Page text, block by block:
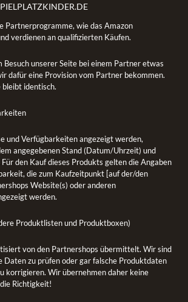
Partnerprogramme, wie das Amazon
verdienen an qualifizierten Käufen.
Besuch unserer Seite bei einem Partner etwas
dafür eine Provision vom Partner bekommen.
bleibt identisch.
und Verfügbarkeiten angezeigt werden,
angegebenen Stand (Datum/Uhrzeit) und
den Kauf dieses Produkts gelten die Angaben
die zum Kaufzeitpunkt [auf der/den
Website(s) oder anderen
werden.
Produktlisten und Produktboxen)
von den Partnershops übermittelt. Wir sind
Daten zu prüfen oder gar falsche Produktdaten
korrigieren. Wir übernehmen daher keine
Richtigkeit!